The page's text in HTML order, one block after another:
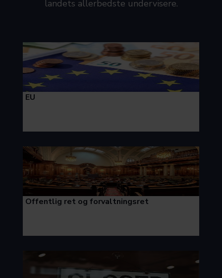
landets allerbedste undervisere.
EU
Offentlig ret og forvaltningsret